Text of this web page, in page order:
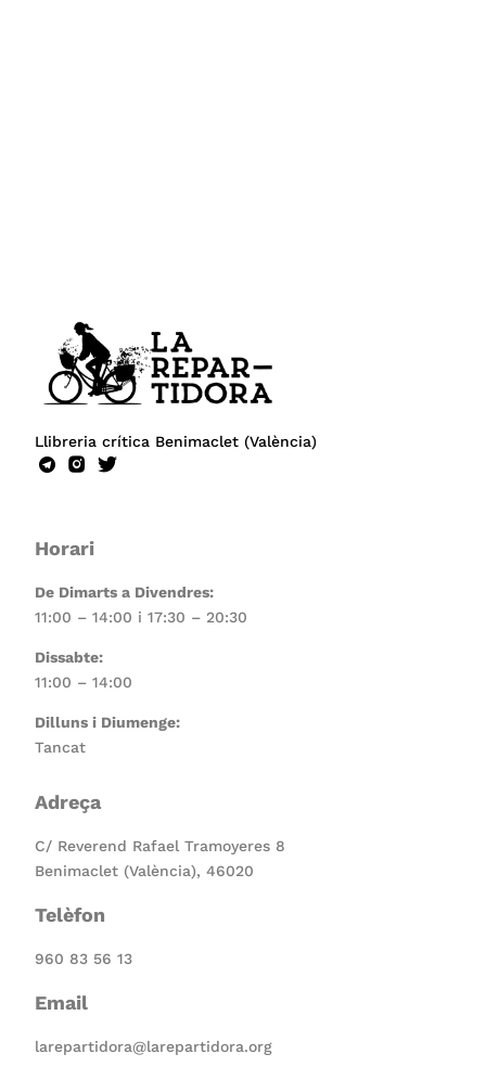
Llibreria crítica Benimaclet (València)
Horari
De Dimarts a Divendres:
11:00 – 14:00 i 17:30 – 20:30
Dissabte:
11:00 – 14:00
Dilluns i Diumenge:
Tancat
Adreça
C/ Reverend Rafael Tramoyeres 8
Benimaclet (València), 46020
Telèfon
960 83 56 13
Email
larepartidora@larepartidora.org